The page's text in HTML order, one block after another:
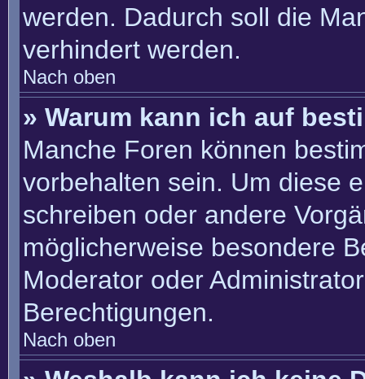
werden. Dadurch soll die
verhindert werden.
Nach oben
» Warum kann ich auf
Manche Foren können
vorbehalten sein. Um diese
schreiben oder andere
möglicherweise besondere
Moderator oder
Berechtigungen.
Nach oben